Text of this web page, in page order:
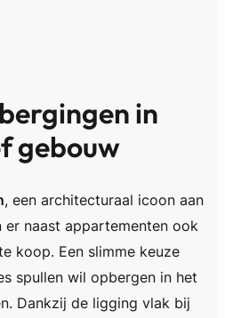
in
gebouw
, een architecturaal icoon aan
naast appartementen ook
koop. Een slimme keuze
spullen wil opbergen in het
Dankzij de ligging vlak bij